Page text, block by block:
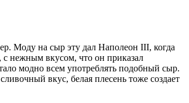
Моду на сыр эту дал Наполеон III, когда
с нежным вкусом, что он приказал
модно всем употреблять подобный сыр.
вкус, белая плесень тоже создает